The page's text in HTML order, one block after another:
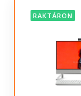
RAKTÁRON